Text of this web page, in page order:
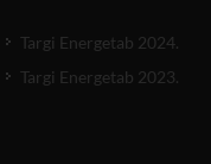
Targi Energetab 2024.
Targi Energetab 2023.